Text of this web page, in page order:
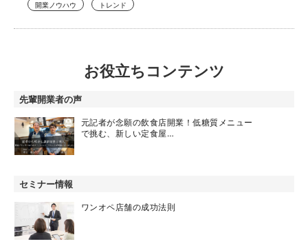
開業ノウハウ トレンド
お役立ちコンテンツ
先輩開業者の声
元記者が念願の飲食店開業！低糖質メニュー
で挑む、新しい定食屋…
セミナー情報
ワンオペ店舗の成功法則